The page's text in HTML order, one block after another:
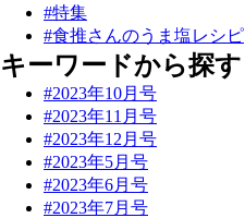
#特集
#食推さんのうま塩レシピ
キーワードから探す
#2023年10月号
#2023年11月号
#2023年12月号
#2023年5月号
#2023年6月号
#2023年7月号